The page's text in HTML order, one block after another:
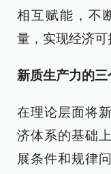
相互赋能，不
量，实现经济可
新质生产力的
在理论层面将
济体系的基础
展条件和规律